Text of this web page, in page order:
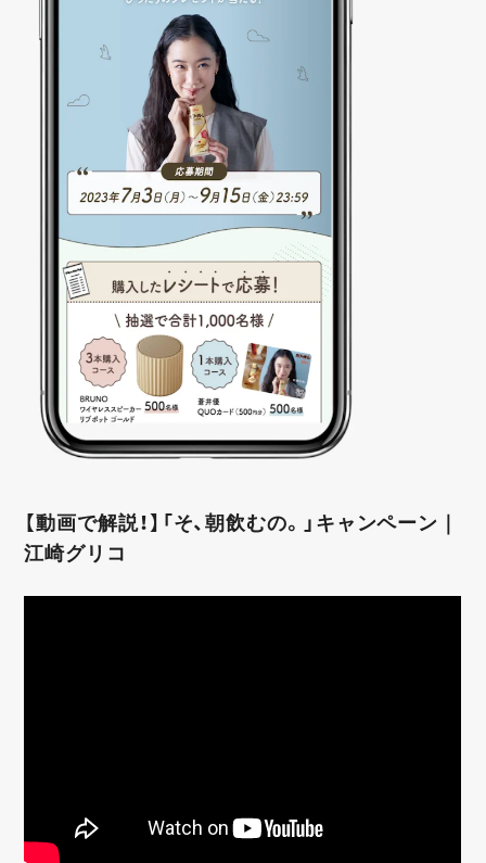
【動画で解説！】「そ、朝飲むの。」キャンペーン｜
江崎グリコ